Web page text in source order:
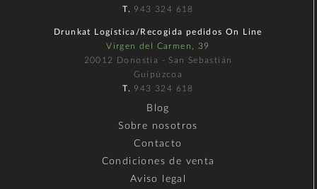
T. 943 324 618
Drunkat Logística/Recogida pedidos On Line
Virgen del Carmen, 39
20012 Donostia - San Sebastián
Guipúzcoa
T. 943 324 618
Blog
Sobre nosotros
Contacto
Condiciones de venta
Aviso legal